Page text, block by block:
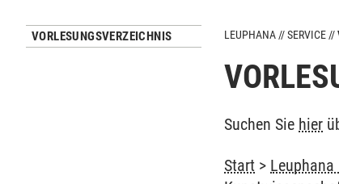
VORLESUNGSVERZEICHNIS LEUPHANA SERVICE
Suchen Sie hier
Start >